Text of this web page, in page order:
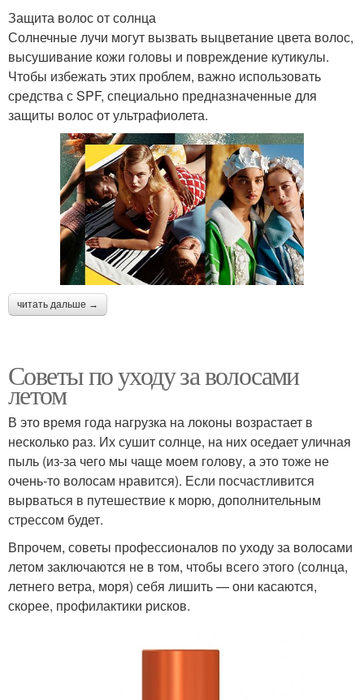
Защита волос от солнца
Солнечные лучи могут вызвать выцветание цвета волос,
высушивание кожи головы и повреждение кутикулы.
Чтобы избежать этих проблем, важно использовать
средства с SPF, специально предназначенные для
защиты волос от ультрафиолета.
читать дальше →
Советы по уходу за волосами
летом
В это время года нагрузка на локоны возрастает в
несколько раз. Их сушит солнце, на них оседает уличная
пыль (из-за чего мы чаще моем голову, а это тоже не
очень-то волосам нравится). Если посчастливится
вырваться в путешествие к морю, дополнительным
стрессом будет.
Впрочем, советы профессионалов по уходу за волосами
летом заключаются не в том, чтобы всего этого (солнца,
летнего ветра, моря) себя лишить — они касаются,
скорее, профилактики рисков.